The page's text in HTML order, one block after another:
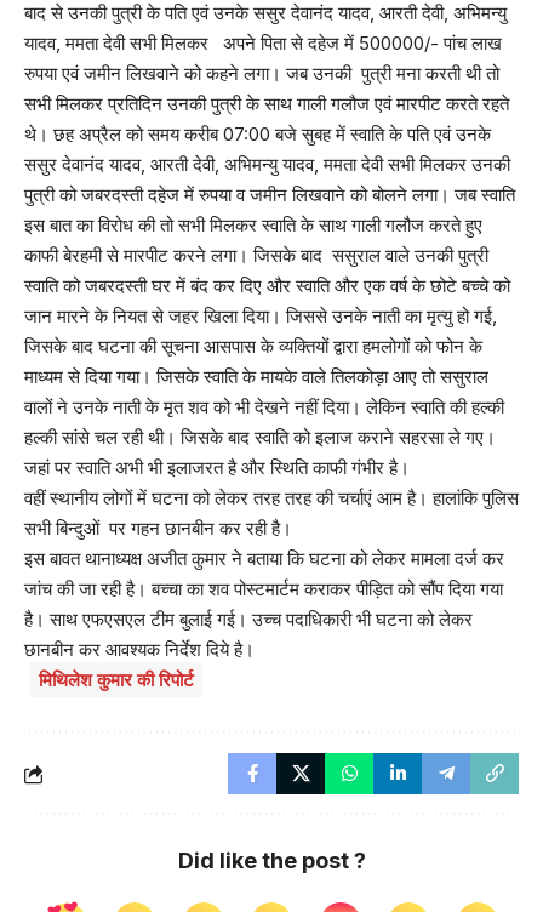
बाद से उनकी पुत्री के पति एवं उनके ससुर देवानंद यादव, आरती देवी, अभिमन्यु
यादव, ममता देवी सभी मिलकर अपने पिता से दहेज में 500000/- पांच लाख
रुपया एवं जमीन लिखवाने को कहने लगा। जब उनकी पुत्री मना करती थी तो
सभी मिलकर प्रतिदिन उनकी पुत्री के साथ गाली गलौज एवं मारपीट करते रहते
थे। छह अप्रैल को समय करीब 07:00 बजे सुबह में स्वाति के पति एवं उनके
ससुर देवानंद यादव, आरती देवी, अभिमन्यु यादव, ममता देवी सभी मिलकर उनकी
पुत्री को जबरदस्ती दहेज में रुपया व जमीन लिखवाने को बोलने लगा। जब स्वाति
इस बात का विरोध की तो सभी मिलकर स्वाति के साथ गाली गलौज करते हुए
काफी बेरहमी से मारपीट करने लगा। जिसके बाद ससुराल वाले उनकी पुत्री
स्वाति को जबरदस्ती घर में बंद कर दिए और स्वाति और एक वर्ष के छोटे बच्चे को
जान मारने के नियत से जहर खिला दिया। जिससे उनके नाती का मृत्यु हो गई,
जिसके बाद घटना की सूचना आसपास के व्यक्तियों द्वारा हमलोगों को फोन के
माध्यम से दिया गया। जिसके स्वाति के मायके वाले तिलकोड़ा आए तो ससुराल
वालों ने उनके नाती के मृत शव को भी देखने नहीं दिया। लेकिन स्वाति की हल्की
हल्की सांसे चल रही थी। जिसके बाद स्वाति को इलाज कराने सहरसा ले गए।
जहां पर स्वाति अभी भी इलाजरत है और स्थिति काफी गंभीर है।
वहीं स्थानीय लोगों में घटना को लेकर तरह तरह की चर्चाएं आम है। हालांकि पुलिस
सभी बिन्दुओं पर गहन छानबीन कर रही है।
इस बावत थानाध्यक्ष अजीत कुमार ने बताया कि घटना को लेकर मामला दर्ज कर
जांच की जा रही है। बच्चा का शव पोस्टमार्टम कराकर पीड़ित को सौंप दिया गया
है। साथ एफएसएल टीम बुलाई गई। उच्च पदाधिकारी भी घटना को लेकर
छानबीन कर आवश्यक निर्देश दिये है।
मिथिलेश कुमार की रिपोर्ट
Did like the post ?